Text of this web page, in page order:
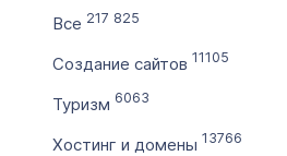
Выставлен на продажу
Все 217 825
Создание сайтов 11105
Туризм 6063
Хостинг и домены 13766